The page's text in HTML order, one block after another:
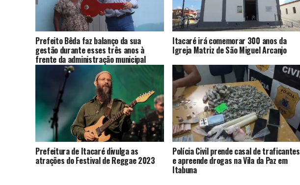
Prefeito Bêda faz balanço da sua
gestão durante esses três anos à
frente da administração municipal
Itacaré irá comemorar 300 anos da
Igreja Matriz de São Miguel Arcanjo
Prefeitura de Itacaré divulga as
atrações do Festival de Reggae 2023
Polícia Civil prende casal de traficantes
e apreende drogas na Vila da Paz em
Itabuna